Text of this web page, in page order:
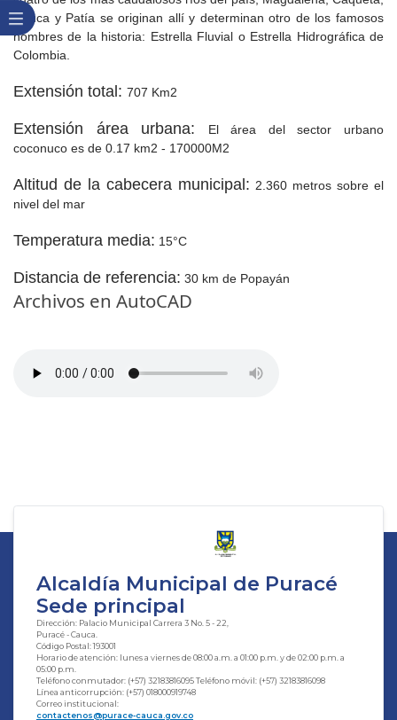
cuatro de los más caudalosos ríos del país, Magdalena, Caquetá,
Cauca y Patía se originan allí y determinan otro de los famosos
nombres de la historia: Estrella Fluvial o Estrella Hidrográfica de
Colombia.
Extensión total: 707 Km2​
Extensión área urbana:
El área del sector urbano
coconuco es de 0.17 km2 - 170000M2
Altitud de la cabecera municipal:2.360 metros sobre el
nivel del mar
Temperatura media: 15°C
Distancia de referencia: 30 km de Popayán
​Archivos en AutoCAD​
Alcaldía Municipal de Puracé
Sede principal
Dirección: Palacio Municipal Carrera 3 No. 5 - 22,
Puracé - Cauca.
Código Postal: 193001
Horario de atención: lunes a viernes de 08:00 a.m. a 01:00 p.m. y de 02:00 p.m. a
05:00 p.m.
Teléfono conmutador: (+57) 32183816095 Teléfono móvil: (+57) 32183816098
Línea anticorrupción: (+57) 018000919748
Correo institucional: